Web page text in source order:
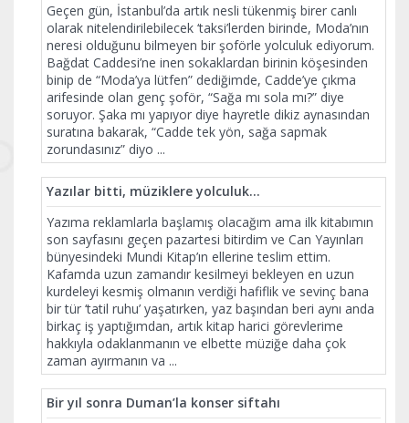
Geçen gün, İstanbul’da artık nesli tükenmiş birer canlı
olarak nitelendirilebilecek ‘taksi’lerden birinde, Moda’nın
neresi olduğunu bilmeyen bir şoförle yolculuk ediyorum.
Bağdat Caddesi’ne inen sokaklardan birinin köşesinden
binip de “Moda’ya lütfen” dediğimde, Cadde’ye çıkma
arifesinde olan genç şoför, “Sağa mı sola mı?” diye
soruyor. Şaka mı yapıyor diye hayretle dikiz aynasından
suratına bakarak, “Cadde tek yön, sağa sapmak
zorundasınız” diyo ...
Yazılar bitti, müziklere yolculuk…
Yazıma reklamlarla başlamış olacağım ama ilk kitabımın
son sayfasını geçen pazartesi bitirdim ve Can Yayınları
bünyesindeki Mundi Kitap’ın ellerine teslim ettim.
Kafamda uzun zamandır kesilmeyi bekleyen en uzun
kurdeleyi kesmiş olmanın verdiği hafiflik ve sevinç bana
bir tür ‘tatil ruhu’ yaşatırken, yaz başından beri aynı anda
birkaç iş yaptığımdan, artık kitap harici görevlerime
hakkıyla odaklanmanın ve elbette müziğe daha çok
zaman ayırmanın va ...
Bir yıl sonra Duman’la konser siftahı